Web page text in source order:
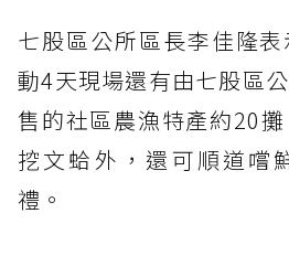
七股區公所區長李佳隆
動4天現場還有由七股區
售的社區農漁特產約20
挖文蛤外，還可順道嚐
禮。